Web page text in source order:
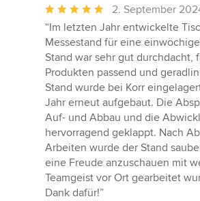
Durchschnittliche
Bewertung:
5
von
5
Sternen
2. September
“Im letzten Jahr entwickelte
Messestand für eine
Stand war sehr gut durchdacht,
Produkten passend und
Stand wurde bei Korr
Jahr erneut aufgebaut. Die
Auf- und Abbau und die
hervorragend geklappt. Nach
Arbeiten wurde der Stand
eine Freude anzuschauen mit
Teamgeist vor Ort gearbeitet
Dank dafür!”